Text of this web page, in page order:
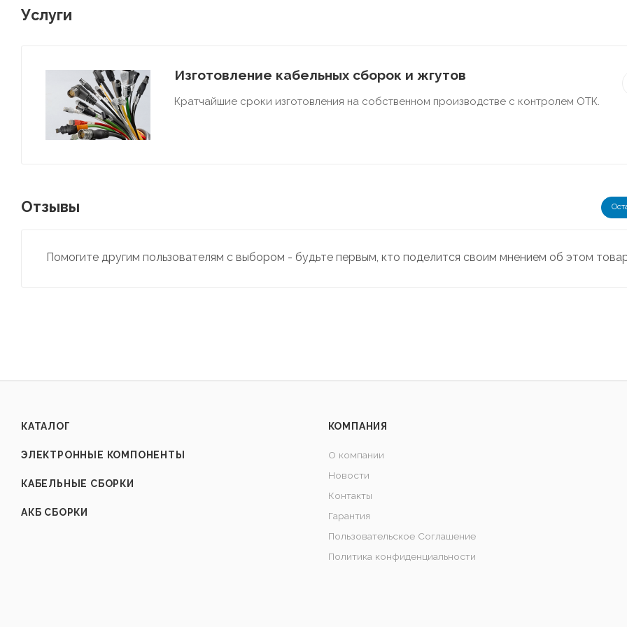
Услуги
Изготовление кабельных сборок и жгутов
Кратчайшие сроки изготовления на собственном производстве с контролем ОТК.
Отзывы
Помогите другим пользователям с выбором - будьте первым, кто поделится своим мнением об этом
КАТАЛОГ
ЭЛЕКТРОННЫЕ КОМПОНЕНТЫ
КАБЕЛЬНЫЕ СБОРКИ
АКБ СБОРКИ
КОМПАНИЯ
О компании
Новости
Контакты
Гарантия
Пользовательское Соглашение
Политика конфиденциальности